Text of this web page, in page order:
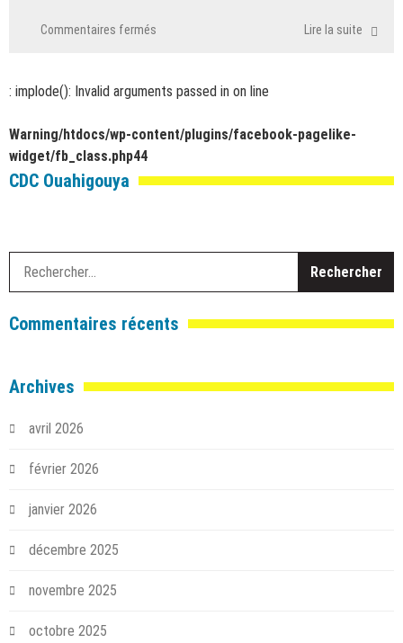
Commentaires fermés
Vision
/
Lire la suite
: implode(): Invalid arguments passed in on line
Warning/htdocs/wp-content/plugins/facebook-pagelike-
widget/fb_class.php44
CDC Ouahigouya
Commentaires récents
Archives
avril 2026
février 2026
janvier 2026
décembre 2025
novembre 2025
octobre 2025